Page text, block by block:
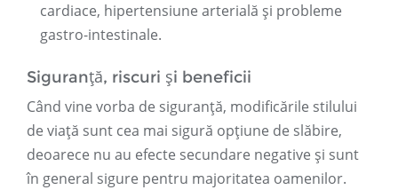
cardiace, hipertensiune arterială și probleme
gastro-intestinale.
Siguranță, riscuri și beneficii
Când vine vorba de siguranță, modificările stilului
de viață sunt cea mai sigură opțiune de slăbire,
deoarece nu au efecte secundare negative și sunt
în general sigure pentru majoritatea oamenilor.